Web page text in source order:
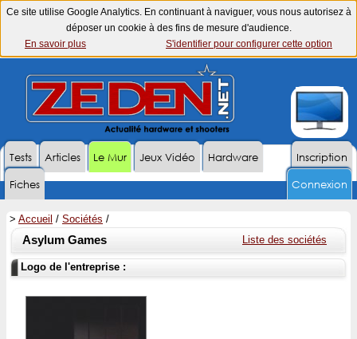
Ce site utilise Google Analytics. En continuant à naviguer, vous nous autorisez à
déposer un cookie à des fins de mesure d'audience.
En savoir plus
S'identifier pour configurer cette option
Inscription
Tests Articles Le Mur Jeux Vidéo
Hardware
Fiches
Connexion
> Accueil / Sociétés /
Liste des sociétés
Asylum Games
Logo de l'entreprise :